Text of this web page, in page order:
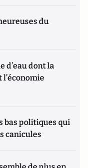
du
d’eau dont la
bas politiques qui
canicules